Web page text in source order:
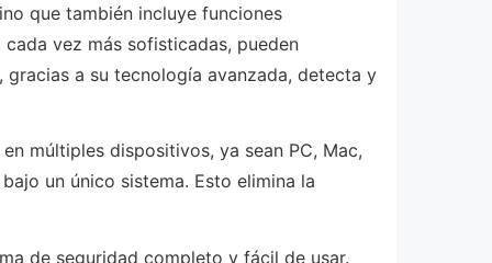
que también incluye funciones
vez más sofisticadas, pueden
a su tecnología avanzada, detecta y
múltiples dispositivos, ya sean PC, Mac,
un único sistema. Esto elimina la
de seguridad completo y fácil de usar.